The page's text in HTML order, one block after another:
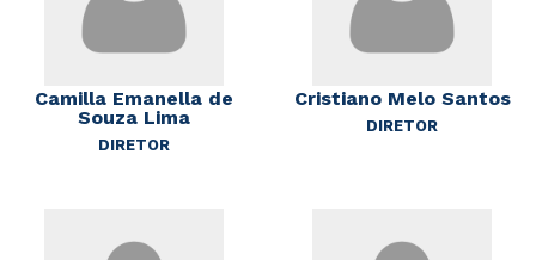
Camilla Emanella de
Souza Lima
DIRETOR
Cristiano Melo Santos
DIRETOR